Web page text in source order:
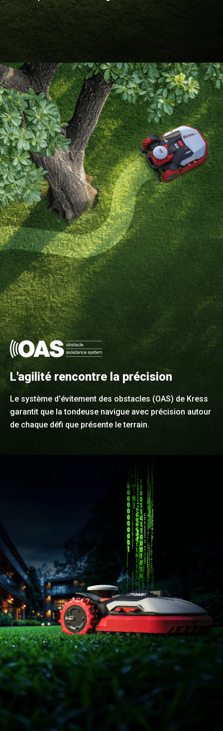
L'agilité rencontre la précision
Le système d'évitement des obstacles (OAS) de Kress
garantit que la tondeuse navigue avec précision autour
de chaque défi que présente le terrain.